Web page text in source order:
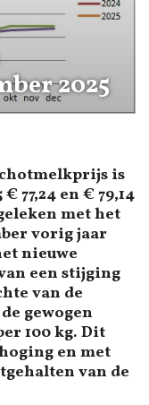
2025
is
77,24 en € 79,14
met het
vorig jaar
nieuwe
een stijging
van de
gewogen
100 kg. Dit
en met
van de